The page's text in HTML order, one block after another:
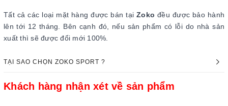
Tất cả các loại mặt hàng được bán tạiZoko đều được bảo hành
lên tới 12 tháng. Bên cạnh đó, nếu sản phẩm có lỗi do nhà sản
xuất thì sẽ được đổi mới 100%.
TẠI SAO CHỌN ZOKO SPORT ?
Khách hàng nhận xét về sản phẩm